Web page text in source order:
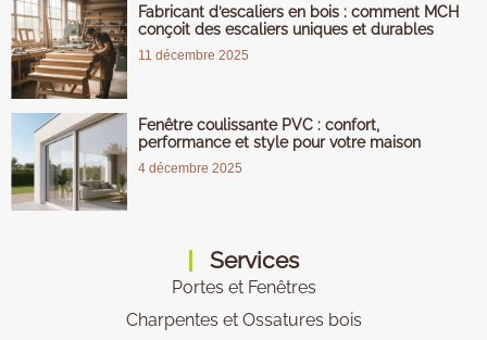
Fabricant d’escaliers en bois : comment MCH
conçoit des escaliers uniques et durables
11 décembre 2025
Fenêtre coulissante PVC : confort,
performance et style pour votre maison
4 décembre 2025
Services
Portes et Fenêtres
Charpentes et Ossatures bois